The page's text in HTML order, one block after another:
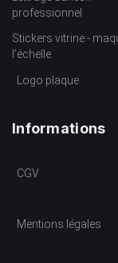
professionnel
Stickers vitrine -
l’échelle
Logo plaque
Informations
CGV
Mentions légales